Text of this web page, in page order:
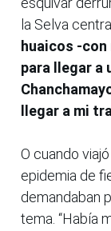
la Selva
huaicos -
para llegar a
llegar a mi
O cuando
epidemia de
demandaban
tema. “Había